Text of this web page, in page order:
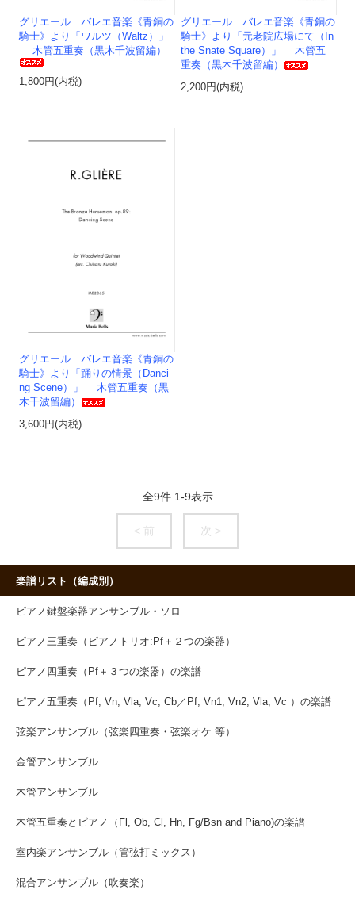
グリエール バレエ音楽《青銅の
騎士》より「ワルツ（Waltz）」
木管五重奏（黒木千波留編）
1,800円(内税)
グリエール バレエ音楽《青銅の
騎士》より「元老院広場にて（In
the Snate Square）」 木管五
重奏（黒木千波留編）
2,200円(内税)
グリエール バレエ音楽《青銅の
騎士》より「踊りの情景（Danci
ng Scene）」 木管五重奏（黒
木千波留編）
3,600円(内税)
全9件 1-9表示
< 前 次 >
楽譜リスト（編成別）
ピアノ鍵盤楽器アンサンブル・ソロ
ピアノ三重奏（ピアノトリオ:Pf＋２つの楽器）
ピアノ四重奏（Pf＋３つの楽器）の楽譜
ピアノ五重奏（Pf, Vn, Vla, Vc, Cb／Pf, Vn1, Vn2, Vla, Vc ）の楽譜
弦楽アンサンブル（弦楽四重奏・弦楽オケ 等）
金管アンサンブル
木管アンサンブル
木管五重奏とピアノ（Fl, Ob, Cl, Hn, Fg/Bsn and Piano)の楽譜
室内楽アンサンブル（管弦打ミックス）
混合アンサンブル（吹奏楽）